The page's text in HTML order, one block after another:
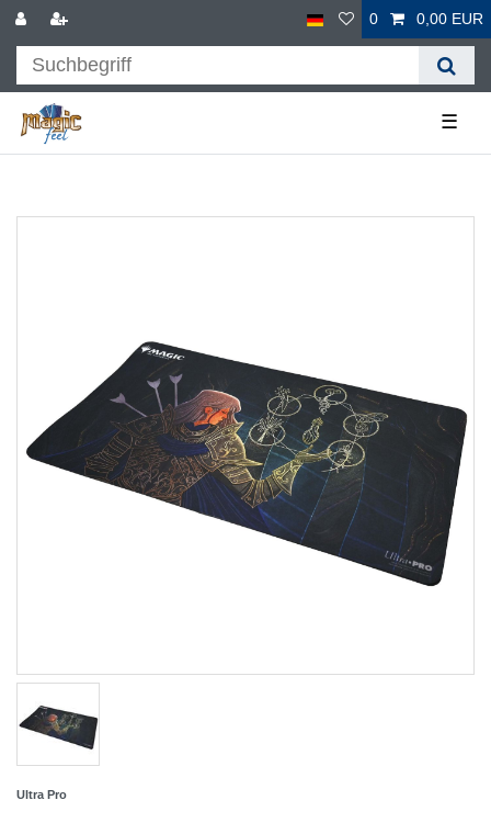
0 0,00 EUR
☰
Ultra Pro